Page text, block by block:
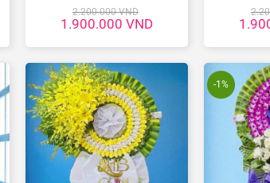
2.200.000VND
Giá
gốc
là:
1.900.000 VNDGiá
tại
1.900.000 VND.
Giá
gốc
là:
-1%